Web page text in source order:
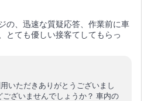
の、迅速な質疑応答、作業前に車
とても優しい接客てしてもらっ
いただきありがとうございまし
ございませんでしょうか？ 車内の